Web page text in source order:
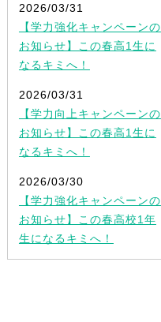
2026/03/31
【学力強化キャンペーンの
お知らせ】この春高1生に
なるキミへ！
2026/03/31
【学力向上キャンペーンの
お知らせ】この春高1生に
なるキミへ！
2026/03/30
【学力強化キャンペーンの
お知らせ】この春高校1年
生になるキミへ！